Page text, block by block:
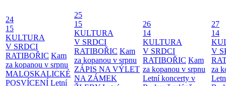
24
15
KULTURA
V SRDCI
RATIBOŘIC Kam
za kopanou v srpnu
MALOSKALICKÉ
POSVÍCENÍ Letní
25
15
KULTURA
V SRDCI
RATIBOŘIC Kam
za kopanou v srpnu
ZÁPIS NA VÝLET
NA ZÁMEK
26
14
KULTURA
V SRDCI
RATIBOŘIC Kam
za kopanou v srpnu
Letní koncerty v
27
14
V
za